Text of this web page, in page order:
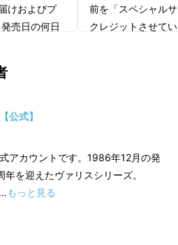
ミコン版ヴァリス
ビデオ」追加収録
なっているファミコン版
オを、「夢幻戦士ヴァリ
仮）」ソフトのビジュア
けおよびプ
売日の何日
セージにて
前を「スペシャル
クレジットさせて
・公序良俗に反す
字は掲載出来ませ
公式】
アカウントです。1986年12月の発
を迎えたヴァリスシリーズ。
もっと見る